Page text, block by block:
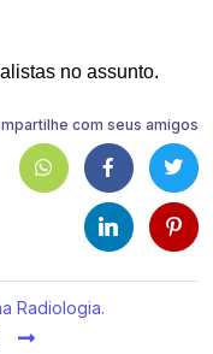
no assunto.
com seus amigos
Radiologia.